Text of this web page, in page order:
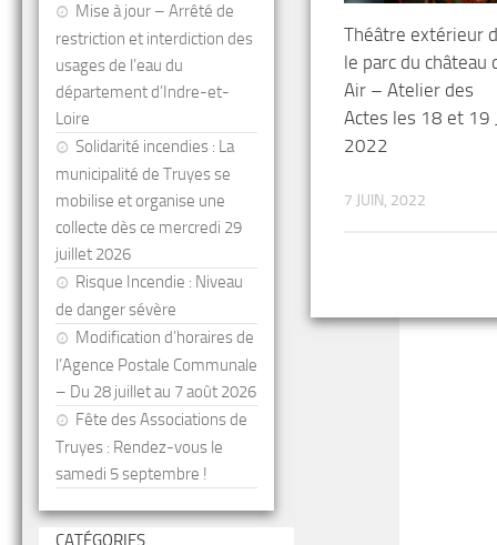
Théâtre extérieur
le parc du château
Air – Atelier des
Actes les 18 et 19
2022
7 JUIN, 2022
Mise à jour – Arrêté de
restriction et interdiction des
usages de l’eau du
département d’Indre-et-
Loire
Solidarité incendies : La
municipalité de Truyes se
mobilise et organise une
collecte dès ce mercredi 29
juillet 2026
Risque Incendie : Niveau
de danger sévère
Modification d’horaires de
l’Agence Postale Communale
– Du 28 juillet au 7 août 2026
Fête des Associations de
Truyes : Rendez-vous le
samedi 5 septembre !
CATÉGORIES